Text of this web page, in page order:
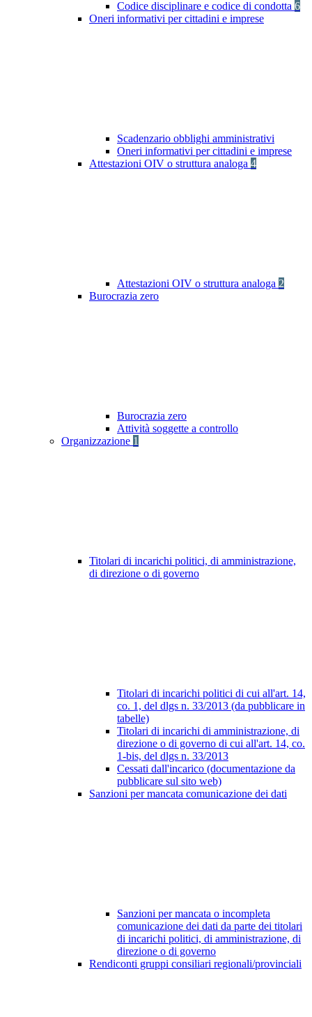
Codice disciplinare e codice di condotta 6
Oneri informativi per cittadini e imprese
Scadenzario obblighi amministrativi
Oneri informativi per cittadini e imprese
Attestazioni OIV o struttura analoga 4
Attestazioni OIV o struttura analoga 2
Burocrazia zero
Burocrazia zero
Attività soggette a controllo
Organizzazione 1
Titolari di incarichi politici, di amministrazione,
di direzione o di governo
Titolari di incarichi politici di cui all'art. 14,
co. 1, del dlgs n. 33/2013 (da pubblicare in
tabelle)
Titolari di incarichi di amministrazione, di
direzione o di governo di cui all'art. 14, co.
1-bis, del dlgs n. 33/2013
Cessati dall'incarico (documentazione da
pubblicare sul sito web)
Sanzioni per mancata comunicazione dei dati
Sanzioni per mancata o incompleta
comunicazione dei dati da parte dei titolari
di incarichi politici, di amministrazione, di
direzione o di governo
Rendiconti gruppi consiliari regionali/provinciali